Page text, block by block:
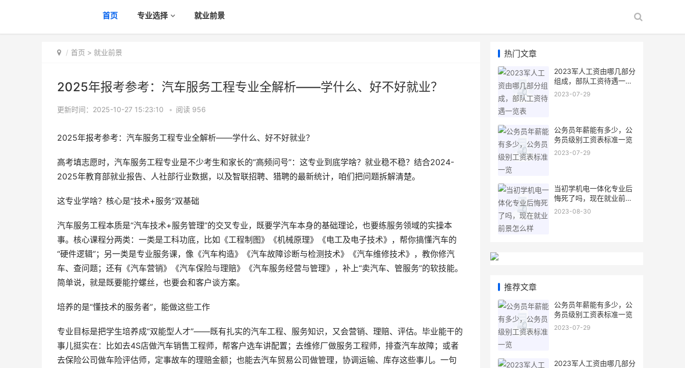
首页 专业选择 就业前景
首页 > 就业前景
2025年报考参考：汽车服务工程专业全解析——学什么、好不好就业？
更新时间：2025-10-27 15:23:10 • 阅读 956
2025年报考参考：汽车服务工程专业全解析——学什么、好不好就业？
高考填志愿时，汽车服务工程专业是不少考生和家长的“高频问号”：这专业到底学啥？就业稳不稳？结合2024-
2025年教育部就业报告、人社部行业数据，以及智联招聘、猎聘的最新统计，咱们把问题拆解清楚。
这专业学啥？核心是“技术+服务”双基础
汽车服务工程本质是“汽车技术+服务管理”的交叉专业，既要学汽车本身的基础理论，也要练服务领域的实操本
事。核心课程分两类：一类是工科功底，比如《工程制图》《机械原理》《电工及电子技术》，帮你搞懂汽车的
“硬件逻辑”；另一类是专业服务课，像《汽车构造》《汽车故障诊断与检测技术》《汽车维修技术》，教你修汽
车、查问题；还有《汽车营销》《汽车保险与理赔》《汽车服务经营与管理》，补上“卖汽车、管服务”的软技能。
简单说，就是既要能拧螺丝，也要会和客户谈方案。
培养的是“懂技术的服务者”，能做这些工作
专业目标是把学生培养成“双能型人才”——既有扎实的汽车工程、服务知识，又会营销、理赔、评估。毕业能干的
事儿挺实在：比如去4S店做汽车销售工程师，帮客户选车讲配置；去维修厂做服务工程师，排查汽车故障；或者
去保险公司做车险评估师，定事故车的理赔金额；也能去汽车贸易公司做管理，协调运输、库存这些事儿。一句
热门文章
2023军人工资由哪几部分
组成，部队工资待遇一览
表
2023-07-29
公务员年薪能有多少，公
务员级别工资表标准一览
2023-07-29
当初学机电一体化专业后
悔死了吗，现在就业前景
怎么样
2023-08-30
推荐文章
公务员年薪能有多少，公
务员级别工资表标准一览
2023-07-29
2023军人工资由哪几部分